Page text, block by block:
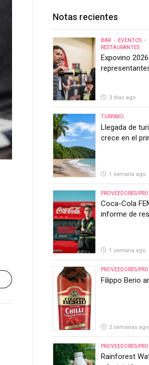
Notas recientes
BAR EVENTOS
RESTAURANTES
Expovino
3 días ago
TURISMO
Llegada de
crece en el
1 semana ago
PROVEEDORES/
Coca-Cola
informe de
1 semana ago
PROVEEDORES/
Filippo Berio
2 semanas ago
PROVEEDORES/
Rainforest